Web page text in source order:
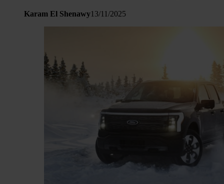
Karam El Shenawy13/11/2025